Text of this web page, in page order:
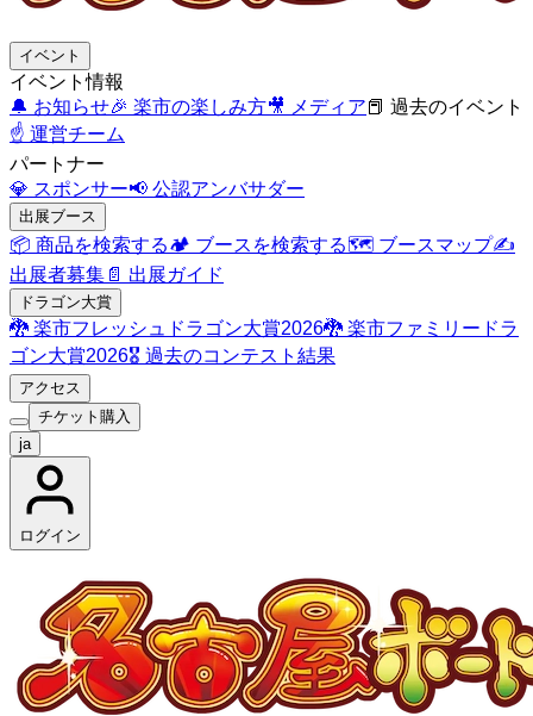
イベント
イベント情報
🔔 お知らせ🎉 楽市の楽しみ方🎥 メディア📕 過去のイベント
☝️ 運営チーム
パートナー
💎 スポンサー📢 公認アンバサダー
出展ブース
📦 商品を検索する🏕️ ブースを検索する🗺️ ブースマップ✍️
出展者募集 📄 出展ガイド
ドラゴン大賞
🐉 楽市フレッシュドラゴン大賞2026🐉 楽市ファミリードラ
ゴン大賞2026🎖️ 過去のコンテスト結果
アクセス
チケット購入
ja
ログイン